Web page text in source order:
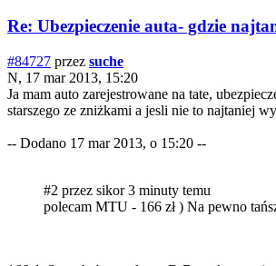
Re: Ubezpieczenie auta- gdzie
#84727 przez suche
N, 17 mar 2013, 15:20
Ja mam auto zarejestrowane na tate,
starszego ze zniżkami a jesli nie to najtaniej
-- Dodano 17 mar 2013, o 15:20 --
#2 przez sikor 3 minuty temu
polecam MTU - 166 zł ) Na pewno